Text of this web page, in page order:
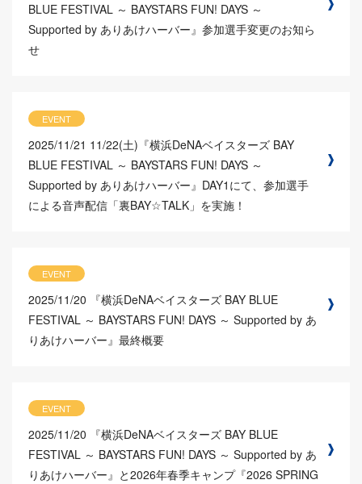
BLUE FESTIVAL ～ BAYSTARS FUN! DAYS ～
Supported by ありあけハーバー』参加選手変更のお知ら
せ
EVENT
2025/11/21 11/22(土)『横浜DeNAベイスターズ BAY
BLUE FESTIVAL ～ BAYSTARS FUN! DAYS ～
Supported by ありあけハーバー』DAY1にて、参加選手
による音声配信「裏BAY☆TALK」を実施！
EVENT
2025/11/20
『横浜DeNAベイスターズ BAY BLUE
FESTIVAL ～ BAYSTARS FUN! DAYS ～ Supported by あ
りあけハーバー』最終概要
EVENT
2025/11/20
『横浜DeNAベイスターズ BAY BLUE
FESTIVAL ～ BAYSTARS FUN! DAYS ～ Supported by あ
りあけハーバー』と2026年春季キャンプ『2026 SPRING